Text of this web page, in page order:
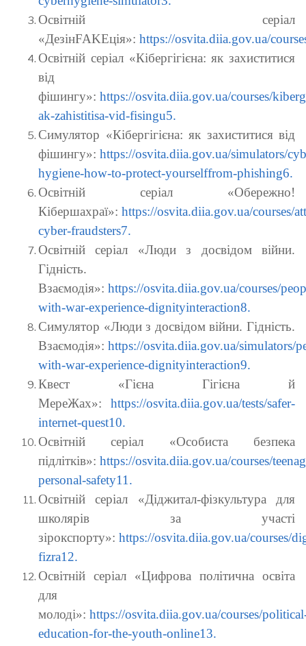
Освітній серіал
«ДезінFAKEція»: https://osvita.diia.gov.ua/
Освітній серіал «Кібергігієна: як захиститися
від
фішингу»: https://osvita.diia.gov.ua/courses/
ak-zahistitisa-vid-fisingu5.
Симулятор «Кібергігієна: як захиститися від
фішингу»: https://osvita.diia.gov.ua/simulators/
hygiene-how-to-protect-yourselffrom-phishing6.
Освітній серіал «Обережно!
Кібершахраї»: https://osvita.diia.gov.ua/courses/
cyber-fraudsters7.
Освітній серіал «Люди з досвідом війни.
Гідність.
Взаємодія»: https://osvita.diia.gov.ua/courses/
with-war-experience-dignityinteraction8.
Симулятор «Люди з досвідом війни. Гідність.
Взаємодія»: https://osvita.diia.gov.ua/simulators/
with-war-experience-dignityinteraction9.
Квест «Гієна Гігієна й
МереЖах»: https://osvita.diia.gov.ua/tests/safer-
internet-quest10.
Освітній серіал «Особиста безпека
підлітків»: https://osvita.diia.gov.ua/courses/
personal-safety11.
Освітній серіал «Діджитал-фізкультура для
школярів за участі
зірокспорту»: https://osvita.diia.gov.ua/courses/
fizra12.
Освітній серіал «Цифрова політична освіта
для
молоді»: https://osvita.diia.gov.ua/courses/
education-for-the-youth-online13.